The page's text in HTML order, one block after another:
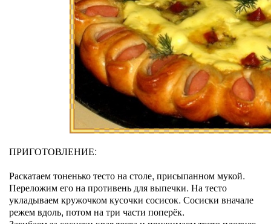
ПРИГОТОВЛЕНИЕ:
Раскатаем тоненько тесто на столе, присыпанном мукой.
Переложим его на противень для выпечки. На тесто
укладываем кружочком кусочки сосисок. Сосиски вначале
режем вдоль, потом на три части поперёк.